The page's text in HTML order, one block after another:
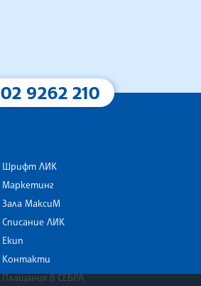
02 9262 210
Шрифт ЛИК
Маркетинг
Зала МаксиМ
Списание ЛИК
Екип
Контакти
Плащания в СЕБРА